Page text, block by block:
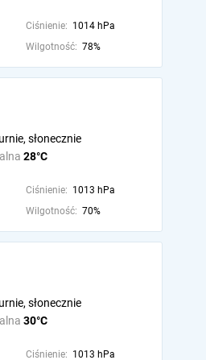
Ciśnienie: 1014 hPa
Wilgotność: 78%
28°C
słonecznie
Ciśnienie: 1013 hPa
Wilgotność: 70%
30°C
słonecznie
Ciśnienie: 1013 hPa